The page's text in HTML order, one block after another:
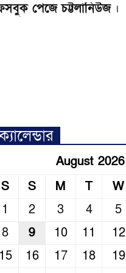
পেজে চট্টলানিউজ ।
August 2026
S
S M T W
1
2 3 4 5
8
9 10 11 12
16 17 18 19